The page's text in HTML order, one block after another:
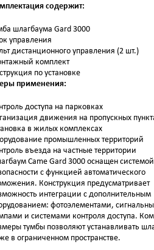
содержит:
шлагбаума Gard 3000
управления
дистанционного управления (2 шт.)
комплект
по установке
применения:
доступа на парковках
движения на пропускных
в жилых комплексах
промышленных территорий
въезда на частные территории
Came Gard 3000 оснащен системой
с функцией автоматического
Конструкция предусматривает
интеграции с дополнительным
фотоэлементами,
и системами контроля доступа.
тумбы позволяют устанавливать
в ограниченном пространстве.